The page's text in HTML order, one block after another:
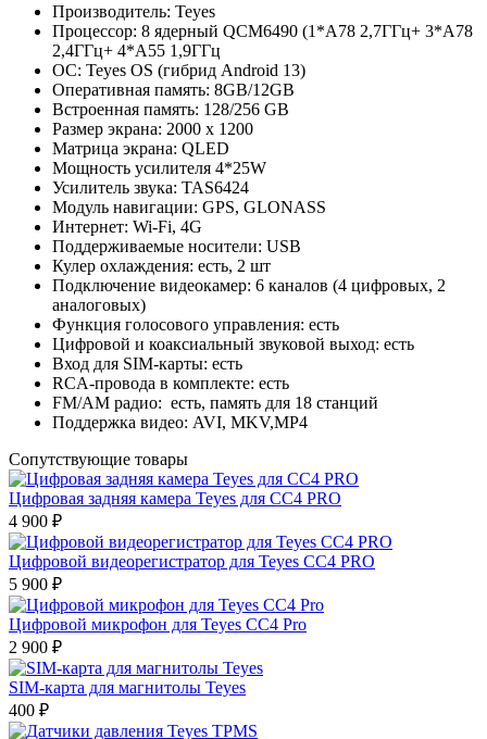
Производитель: Teyes
Процессор: 8 ядерный QCM6490 (1*A78 2,7ГГц+ 3*A78
2,4ГГц+ 4*A55 1,9ГГц
ОС: Teyes OS (гибрид Android 13)
Оперативная память: 8GB/12GB
Встроенная память: 128/256 GB
Размер экрана: 2000 х 1200
Матрица экрана: QLED
Мощность усилителя 4*25W
Усилитель звука: TAS6424
Модуль навигации: GPS, GLONASS
Интернет: Wi-Fi, 4G
Поддерживаемые носители: USB
Кулер охлаждения: есть, 2 шт
Подключение видеокамер: 6 каналов (4 цифровых, 2
аналоговых)
Функция голосового управления: есть
Цифровой и коаксиальный звуковой выход: есть
Вход для SIM-карты: есть
RCA-провода в комплекте: есть
FM/АM радио: есть, память для 18 станций
Поддержка видео: AVI, MKV,MP4
Сопутствующие товары
Цифровая задняя камера Teyes для CC4 PRO
4 900 ₽
Цифровой видеорегистратор для Teyes CC4 PRO
5 900 ₽
Цифровой микрофон для Teyes СС4 Pro
2 900 ₽
SIM-карта для магнитолы Teyes
400 ₽